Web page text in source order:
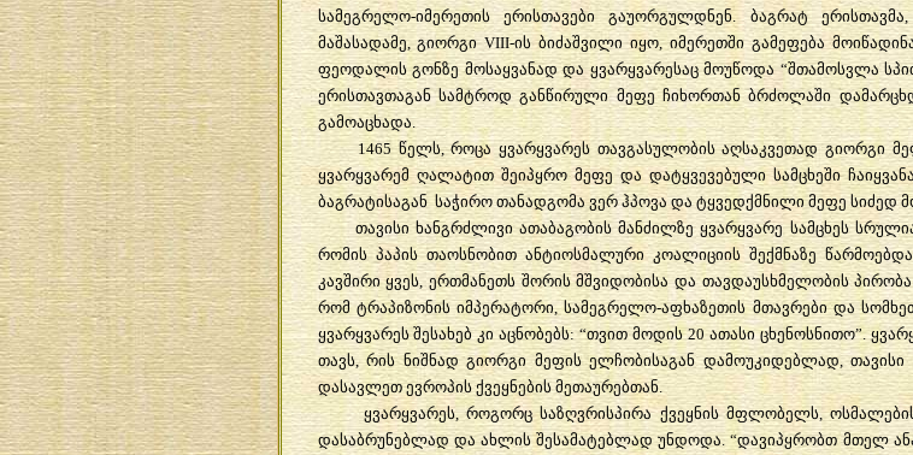
სამეგრელო-იმერეთის ერისთავები გაუორგულდნენ. ბაგრატ ერისთავმა
მაშასადამე,გიორგიVIII-ის ბიძაშვილი იყო,იმერეთში გამეფება
ფეოდალის გონზე მოსაყვანად და ყვარყვარესაც მოუწოდა“შთამოსვლა
ერისთავთაგან სამტროდ განწირული მეფე ჩიხორთან ბრძოლაში
გამოაცხადა.
1465წელს,როცა ყვარყვარეს თავგასულობის აღსაკვეთად გიორგი
ყვარყვარემ ღალატით შეიპყრო მეფე და დატყვევებული სამცხეში ჩაიყვანა
ბაგრატისაგან საჭირო თანადგომა ვერ ჰპოვა და ტყვედქმნილი მეფე სიძედ
თავისი ხანგრძლივი ათაბაგობის მანძილზე ყვარყვარე სამცხეს
რომის პაპის თაოსნობით ანტიოსმალური კოალიციის შექმნაზე წარმოებდა
კავშირი ყვეს ერთმანეთს შორის მშვიდობისა და თავდაუსხმელობის პირობა
რომ ტრაპიზონის იმპერატორი,სამეგრელო-აფხაზეთის მთავრები და
ყვარყვარეს შესახებ კი აცნობებს: “თვით მოდის20ათასი ცხენოსნითო”.
თავს, რის ნიშნად გიორგი მეფის ელჩობისაგან დამოუკიდებლად,თავისი
დასავლეთ ევროპის ქვეყნების მეთაურებთან.
ყვარყვარეს,როგორც საზღვრისპირა ქვეყნის მფლობელს,
დასაბრუნებლად და ახლის შესამატებლად უნდოდა. “დავიპყრობთ მთელ